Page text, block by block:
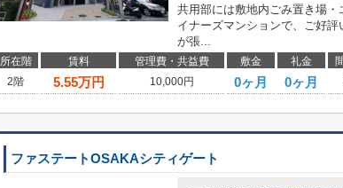
共用部には敷地内ごみ置き場
イナーズマンションで、ご好
が張...
所在階 賃料 管理費・共益費 敷金 礼金
2階
5.55万円 10,000円 0ヶ月 0ヶ月
ファステートOSAKAシティゲート